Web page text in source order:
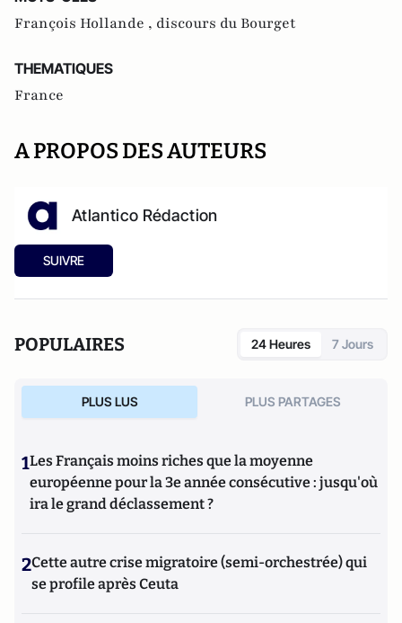
François Hollande , discours du Bourget
THEMATIQUES
France
A PROPOS DES AUTEURS
Atlantico Rédaction
SUIVRE
POPULAIRES 24 Heures 7 Jours
PLUS LUS PLUS PARTAGES
1Les Français moins riches que la moyenne
européenne pour la 3e année consécutive : jusqu'où
ira le grand déclassement ?
2Cette autre crise migratoire (semi-orchestrée) qui
se profile après Ceuta